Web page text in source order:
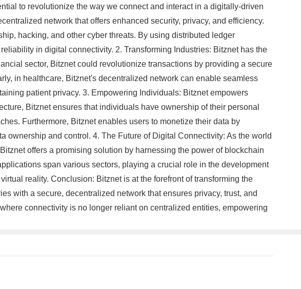
to revolutionize the way we connect and interact in a digitally-driven
network that offers enhanced security, privacy, and efficiency.
hacking, and other cyber threats. By using distributed ledger
in digital connectivity. 2. Transforming Industries: Bitznet has the
sector, Bitznet could revolutionize transactions by providing a secure
in healthcare, Bitznet's decentralized network can enable seamless
patient privacy. 3. Empowering Individuals: Bitznet empowers
Bitznet ensures that individuals have ownership of their personal
Furthermore, Bitznet enables users to monetize their data by
ownership and control. 4. The Future of Digital Connectivity: As the world
offers a promising solution by harnessing the power of blockchain
span various sectors, playing a crucial role in the development
reality. Conclusion: Bitznet is at the forefront of transforming the
with a secure, decentralized network that ensures privacy, trust, and
connectivity is no longer reliant on centralized entities, empowering